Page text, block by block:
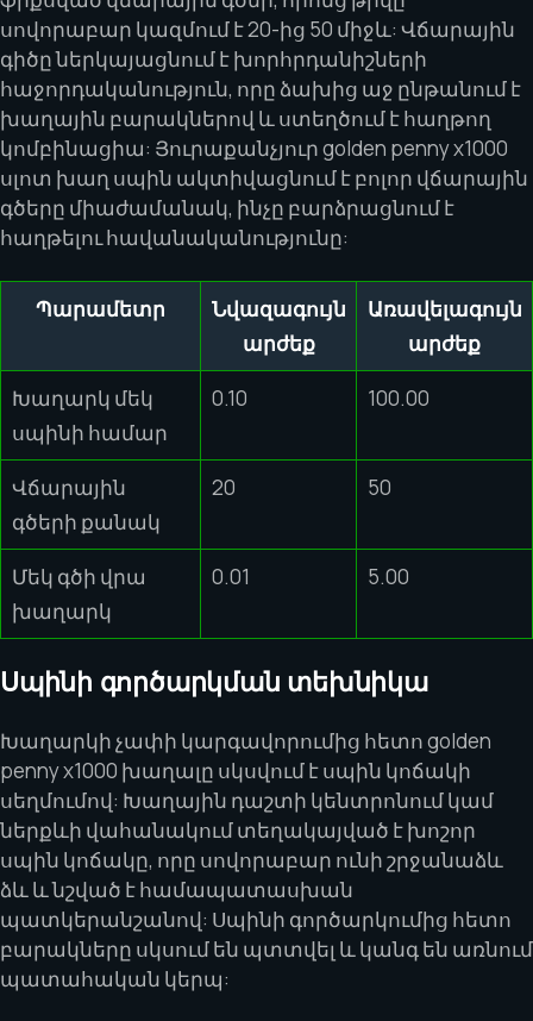
սովորաբար կազմում է 20-ից 50 միջև: Վճարային
գիծը ներկայացնում է խորհրդանիշների
հաջորդականություն, որը ձախից աջ ընթանում է
խաղային բարակներով և ստեղծում է հաղթող
կոմբինացիա: Յուրաքանչյուր golden penny x1000
սլոտ խաղ սպին ակտիվացնում է բոլոր վճարային
գծերը միաժամանակ, ինչը բարձրացնում է
հաղթելու հավանականությունը:
Պարամետր
Նվազագույն
արժեք
Առավելագույն
արժեք
Խաղարկ մեկ
սպինի համար
0.10 100.00
Վճարային
գծերի քանակ
20 50
Մեկ գծի վրա
խաղարկ
0.01 5.00
Սպինի գործարկման տեխնիկա
Խաղարկի չափի կարգավորումից հետո golden
penny x1000 խաղալը սկսվում է սպին կոճակի
սեղմումով: Խաղային դաշտի կենտրոնում կամ
ներքևի վահանակում տեղակայված է խոշոր
սպին կոճակը, որը սովորաբար ունի շրջանաձև
ձև և նշված է համապատասխան
պատկերանշանով: Սպինի գործարկումից հետո
բարակները սկսում են պտտվել և կանգ են առնում
պատահական կերպ: